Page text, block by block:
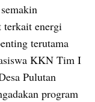
terkait energi
terutama
KKN Tim I
Pulutan
program